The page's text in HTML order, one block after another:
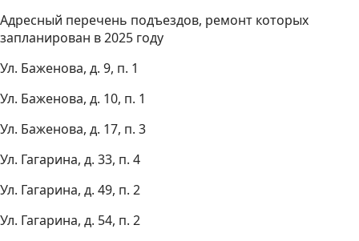
Адресный перечень подъездов, ремонт которых
запланирован в 2025 году
Ул. Баженова, д. 9, п. 1
Ул. Баженова, д. 10, п. 1
Ул. Баженова, д. 17, п. 3
Ул. Гагарина, д. 33, п. 4
Ул. Гагарина, д. 49, п. 2
Ул. Гагарина, д. 54, п. 2